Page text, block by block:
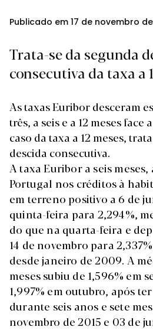
Publicado em 17 de novembro de
Trata-se da segunda
consecutiva da taxa a
As taxas Euribor desceram
três, a seis e a 12 meses face
caso da taxa a 12 meses,
descida consecutiva.
A taxa Euribor a seis
Portugal nos créditos à
em terreno positivo a 6 de
quinta-feira para 2,294%,
do que na quarta-feira e
14 de novembro para
desde janeiro de 2009. A
meses subiu de 1,596% em
1,997% em outubro, após
durante seis anos e sete
novembro de 2015 e 03 de